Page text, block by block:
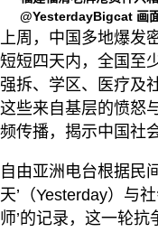
@YesterdayBigcat 画
上周，中国多地爆发
短短四天内，全国至
强拆、学区、医疗及
这些来自基层的愤怒
频传播，揭示中国社
自由亚洲电台根据民
天’（Yesterday）与
师’的记录，这一轮